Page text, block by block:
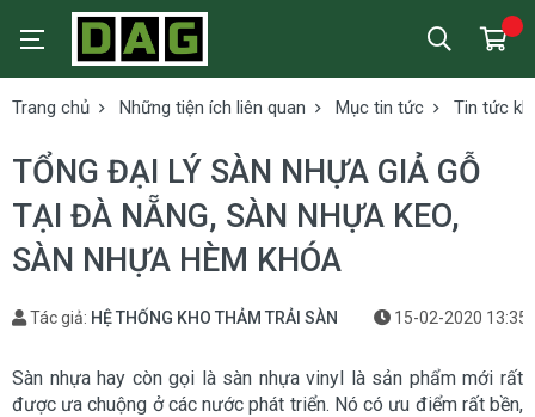
Trang chủ Những tiện ích liên quan Mục tin tức Tin tức
TỔNG ĐẠI LÝ SÀN NHỰA GIẢ GỖ
TẠI ĐÀ NẴNG, SÀN NHỰA KEO,
SÀN NHỰA HÈM KHÓA
Tác giả: HỆ THỐNG KHO THẢM TRẢI SÀN 15-02-2020 13:35
Sàn nhựa hay còn gọi là sàn nhựa vinyl là sản phẩm mới rất
được ưa chuộng ở các nước phát triển. Nó có ưu điểm rất bền,